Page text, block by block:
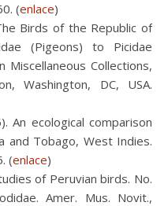
(enlace)
Birds of the Republic of
(Pigeons) to Picidae
Miscellaneous Collections,
Washington, DC, USA.
An ecological comparison
and Tobago, West Indies.
(enlace)
of Peruvian birds. No.
Amer. Mus. Novit.,